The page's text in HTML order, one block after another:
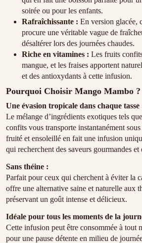
soirée ou pour les enfants.
Rafraîchissante : En version glacée,
procure une véritable vague de
désaltérer lors des journées chaudes.
Riche en vitamines : Les fruits
mangue, et les fraises apportent
et des antioxydants à cette infusion.
Pourquoi Choisir Mango Mambo ?
Une évasion tropicale dans chaque tasse
Le mélange d’ingrédients exotiques tels
confits vous transporte instantanément
fruité et ensoleillé en fait une infusion
qui recherchent des saveurs gourmandes et
Sans théine :
Parfait pour ceux qui cherchent à éviter la
offre une alternative saine et naturelle aux
préservant un goût intense et délicieux.
Idéale pour tous les moments de la
Cette infusion peut être consommée à tout
pour une pause détente en milieu de